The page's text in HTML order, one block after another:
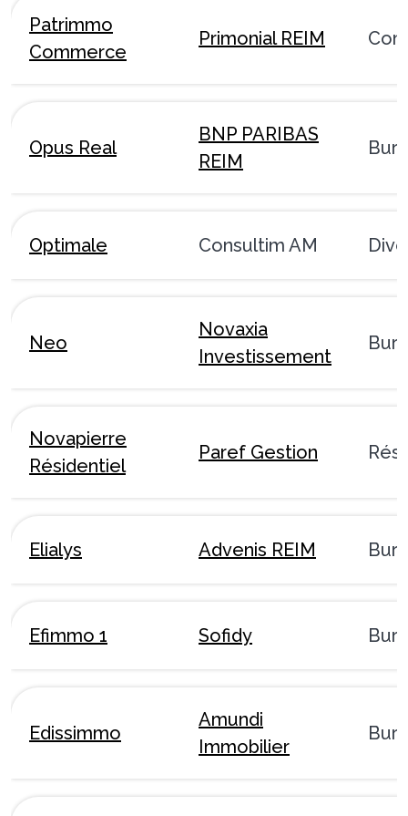
Patrimmo
Commerce
Primonial REIM
Opus Real
BNP PARIBAS
REIM
Optimale Consultim AM
Neo
Novaxia
Investissement
Novapierre
Résidentiel
Paref Gestion
Elialys Advenis REIM
Efimmo 1 Sofidy
Edissimmo
Amundi
Immobilier